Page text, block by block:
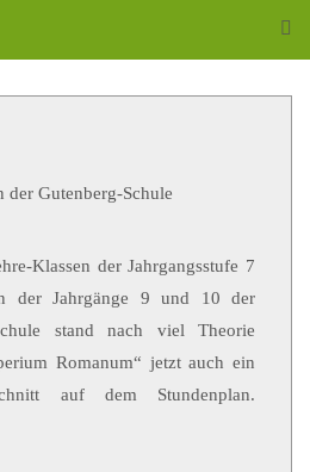
der Gutenberg-Schule
Klassen der Jahrgangsstufe 7
der Jahrgänge 9 und 10 der
stand nach viel Theorie
Romanum“ jetzt auch ein
auf dem Stundenplan.